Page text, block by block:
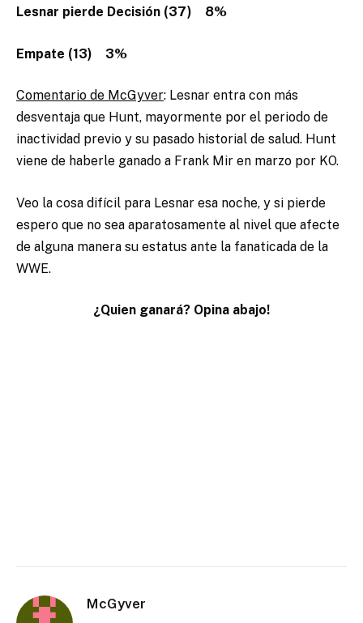
Lesnar pierde Decisión (37) 8%
Empate (13) 3%
Comentario de McGyver: Lesnar entra con más
desventaja que Hunt, mayormente por el periodo de
inactividad previo y su pasado historial de salud. Hunt
viene de haberle ganado a Frank Mir en marzo por KO.
Veo la cosa difícil para Lesnar esa noche, y si pierde
espero que no sea aparatosamente al nivel que afecte
de alguna manera su estatus ante la fanaticada de la
WWE.
¿Quien ganará? Opina abajo!
McGyver